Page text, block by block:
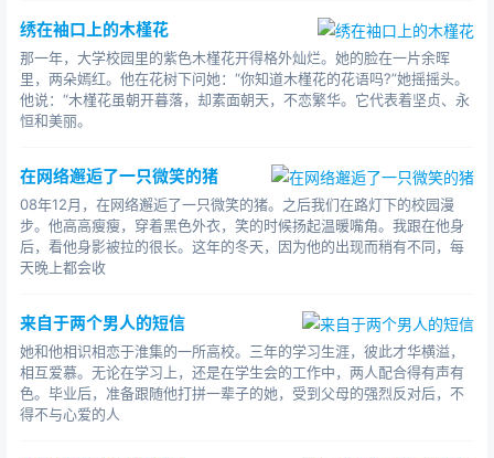
绣在袖口上的木槿花
那一年，大学校园里的紫色木槿花开得格外灿烂。她的脸在一片余晖
里，两朵嫣红。他在花树下问她：“你知道木槿花的花语吗?”她摇摇头。
他说：“木槿花虽朝开暮落，却素面朝天，不恋繁华。它代表着坚贞、永
恒和美丽。
在网络邂逅了一只微笑的猪
08年12月，在网络邂逅了一只微笑的猪。之后我们在路灯下的校园漫
步。他高高瘦瘦，穿着黑色外衣，笑的时候扬起温暖嘴角。我跟在他身
后，看他身影被拉的很长。这年的冬天，因为他的出现而稍有不同，每
天晚上都会收
来自于两个男人的短信
她和他相识相恋于淮集的一所高校。三年的学习生涯，彼此才华横溢，
相互爱慕。无论在学习上，还是在学生会的工作中，两人配合得有声有
色。毕业后，准备跟随他打拼一辈子的她，受到父母的强烈反对后，不
得不与心爱的人